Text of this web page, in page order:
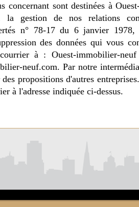
concernant sont destinées à
la gestion de nos relations
n° 78-17 du 6 janvier 1978,
des données qui vous
à : Ouest-immobilier-
neuf.com. Par notre
propositions d'autres
à l'adresse indiquée ci-dessus.